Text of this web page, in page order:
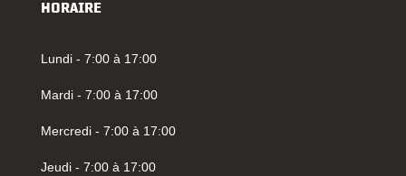
HORAIRE
Lundi - 7:00 à 17:00
Mardi - 7:00 à 17:00
Mercredi - 7:00 à 17:00
Jeudi - 7:00 à 17:00